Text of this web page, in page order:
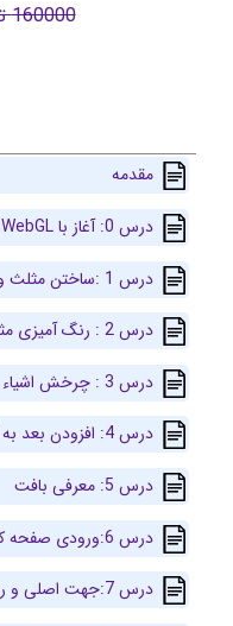
160000 تومان
مقدمه
درس 0: آغاز با WebGL
درس 1 :ساختن مثلث و مربع
درس 2 : رنگ آمیزی مثلث و مربع
درس 3 : چرخش اشیاء
درس 4: افزودن بعد به اشیاء
درس 5: معرفی بافت
درس 6:ورودی صفحه کلید و فیلتر های بافت
درس 7:جهت اصلی و روشنایی محیط